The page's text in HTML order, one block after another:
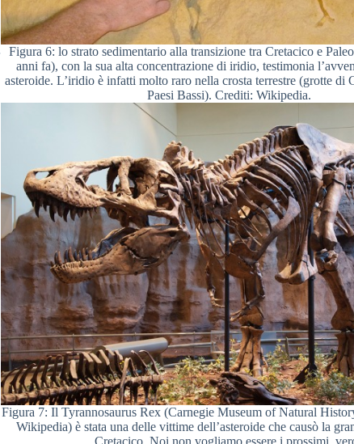
Figura 6: lo strato sedimentario alla transizione tra Cretacico e
anni fa), con la sua alta concentrazione di iridio, testimonia
asteroide. L’iridio è infatti molto raro nella crosta terrestre (grotte di
Paesi Bassi). Crediti: Wikipedia.
Figura 7: Il Tyrannosaurus Rex (Carnegie Museum of Natural
Wikipedia) è stata una delle vittime dell’asteroide che causò la
Cretacico. Noi non vogliamo essere i prossimi,